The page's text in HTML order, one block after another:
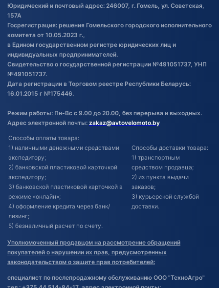
Обработка файлов cookie
Постановка транспорта на учет
Обновления в ЭПТС 2024
Юридический и почтовый адрес: 246007, г. Гомель, ул. Советская,
157А
Госрегистрация: решения Гомельского городского исполнительного
комитета от 10.05.2023 г.,
в Едином государственном регистре юридических лиц и
индивидуальных предпринимателей.
Свидетельство о государственной регистрации №491051737, УНП
№491051737.
Дата регистрации в Торговом реестре Республики Беларусь:
16.01.2015 г №175446.
Режим работы: Пн-Вс с 9.00 до 20.00, без перерыва и выходных.
Адрес электронной почты: zakaz@avtovelomoto.by
Способы оплаты товара:
1) наличными денежными средствами
экспедитору;
2) банковской пластиковой карточкой
экспедитору;
3) банковской пластиковой карточкой в
режиме «онлайн»;
4) оформление кредита через банк/
лизинг;
5) безналичный расчет по счету.
Способы доставки товара:
1) транспортным
средством продавца;
2) из пункта выдачи
заказов;
3) курьерской службой
доставки.
Уполномоченный продавцом на рассмотрение обращений
покупателей о нарушении их прав, предусмотренных
законодательством о защите прав потребителей:
специалист по послепродажному обслуживанию ООО "ТехноАгро"